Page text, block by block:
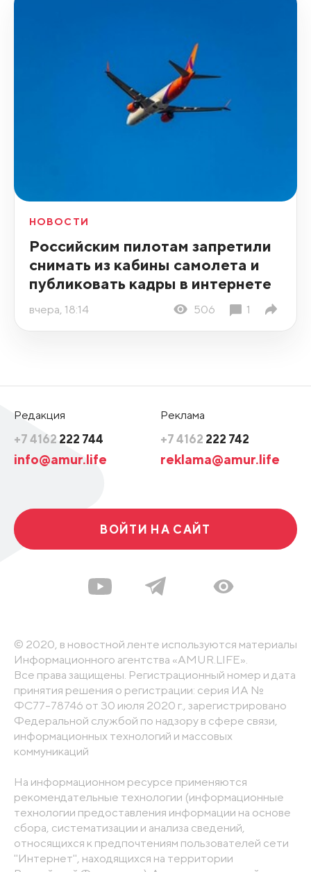
НОВОСТИ
Российским пилотам запретили
снимать из кабины самолета и
публиковать кадры в интернете
вчера, 18:14 506 1
Редакция
+7 4162 222 744
info@amur.life
Реклама
+7 4162 222 742
reklama@amur.life
ВОЙТИ НА САЙТ
© 2020, в новостной ленте используются материалы
Информационного агентства «AMUR.LIFE».
Все права защищены. Регистрационный номер и дата
принятия решения о регистрации: серия ИА №
ФС77-78746 от 30 июля 2020 г., зарегистрировано
Федеральной службой по надзору в сфере связи,
информационных технологий и массовых
коммуникаций
На информационном ресурсе применяются
рекомендательные технологии (информационные
технологии предоставления информации на основе
сбора, систематизации и анализа сведений,
относящихся к предпочтениям пользователей сети
"Интернет", находящихся на территории